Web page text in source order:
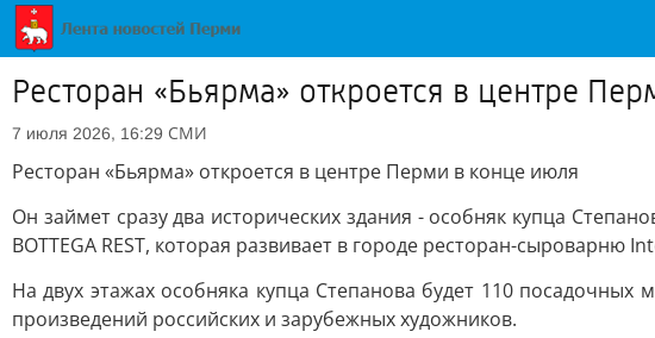
Ресторан «Бьярма» откроется в центре
7 июля 2026, 16:29 СМИ
Ресторан «Бьярма» откроется в центре Перми в конце июля
Он займет сразу два исторических здания - особняк купца
BOTTEGA REST, которая развивает в городе ресторан-сыроварню
На двух этажах особняка купца Степанова будет 110
произведений российских и зарубежных художников.